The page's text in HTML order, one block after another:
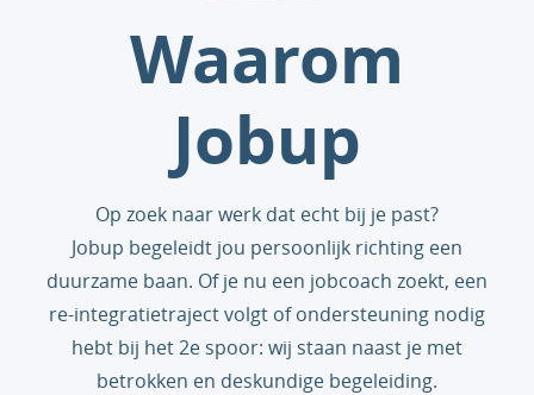
Waarom
Jobup
Op zoek naar werk dat echt bij je past?
Jobup begeleidt jou persoonlijk richting een
duurzame baan. Of je nu een jobcoach zoekt, een
re-integratietraject volgt of ondersteuning nodig
hebt bij het 2e spoor: wij staan naast je met
betrokken en deskundige begeleiding.